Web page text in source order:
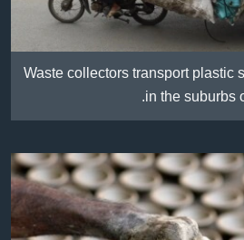
Waste collectors transport plastic
in the suburbs